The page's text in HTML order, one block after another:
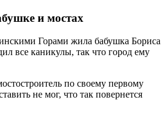
и мостах
Горами жила бабушка Бориса
все каникулы, так что город ему
по своему первому
не мог, что так повернется